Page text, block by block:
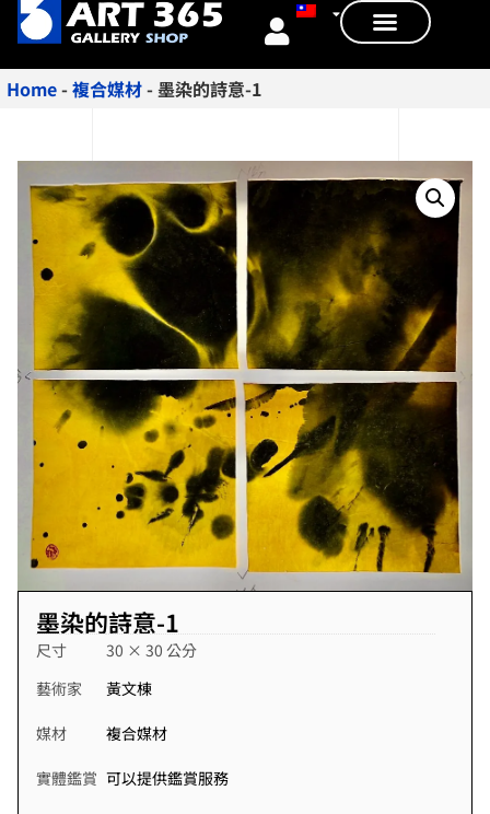
Home-複合媒材-墨染的詩意-1
墨染的詩意-1
尺寸
30 × 30 公分
藝術家
黃文棟
媒材 複合媒材
實體鑑賞 可以提供鑑賞服務